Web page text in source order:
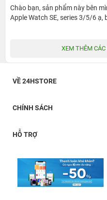
không lớn được chứ. Nhờ
nên giờ đây bạn sẽ được
có thể biết được bạn
tiếng.
Chào bạn, sản phẩm này bên
Apple Watch SE, series 3/5/6 ạ,
XEM THÊM
VỀ 24HSTORE
CHÍNH SÁCH
HỖ TRỢ